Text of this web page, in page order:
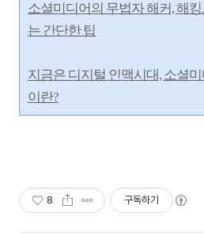
소셜미디어의 무법자 해커, 해
는 간단한 팁
지금은 디지털 인맥시대, 소셜
이란?
8 구독하기